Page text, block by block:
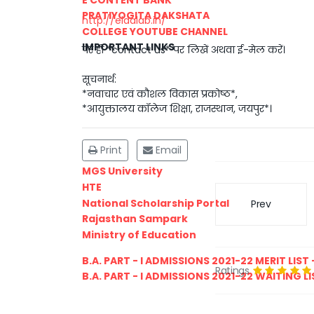
PRATIYOGITA DAKSHATA
COLLEGE YOUTUBE CHANNEL
IMPORTANT LINKS
MGS University
HTE
National Scholarship Portal
Rajasthan Sampark
Ministry of Education
B.A. PART - I ADMISSIONS 2021-22 MERIT LIST
B.A. PART - I ADMISSIONS 2021-22 WAITING
http://eldalab.in/
पर ही *contact us* पर लिखें अथवा ई-मेल करें।
सूचनार्थ:
*नवाचार एवं कौशल विकास प्रकोष्ठ*,
*आयुक्तालय कॉलेज शिक्षा, राजस्थान, जयपुर*।
Print Email
Prev
Ratings